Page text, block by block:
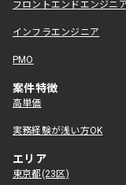
フロントエンドエンジニ
インフラエンジニア
PMO
案件特徴
高単価
実務経験が浅い方OK
エリア
東京都(23区)